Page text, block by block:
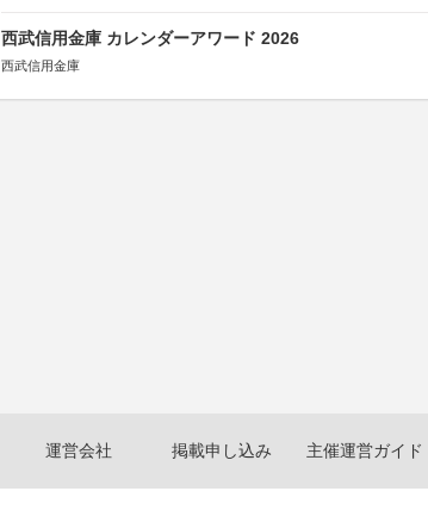
西武信用金庫 カレンダーアワード 2026
西武信用金庫
運営会社 掲載申し込み 主催運営ガイド